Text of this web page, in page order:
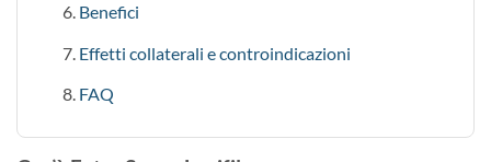
Benefici
Effetti collaterali e controindicazioni
FAQ